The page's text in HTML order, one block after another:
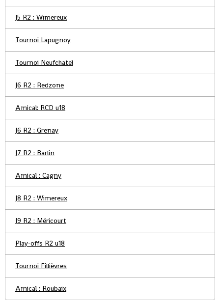
J5 R2 : Wimereux
Tournoi Lapugnoy
Tournoi Neufchatel
J6 R2 : Redzone
Amical: RCD u18
J6 R2 : Grenay
J7 R2 : Barlin
Amical : Cagny
J8 R2 : Wimereux
J9 R2 : Méricourt
Play-offs R2 u18
Tournoi Fillièvres
Amical : Roubaix